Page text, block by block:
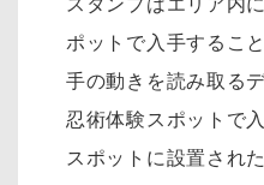
スタンプはエリア内
ポットで入手するこ
手の動きを読み取る
忍術体験スポットで
スポットに設置され